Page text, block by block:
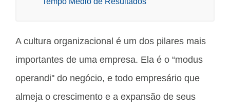
A cultura organizacional é um dos pilares mais
importantes de uma empresa. Ela é o “modus
operandi'' do negócio, e todo empresário que
almeja o crescimento e a expansão de seus